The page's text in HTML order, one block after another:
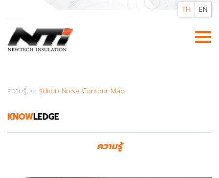
TH EN
ความรู้ >> รูปแบบ Noise Contour Map
KNOWLEDGE
ความรู้